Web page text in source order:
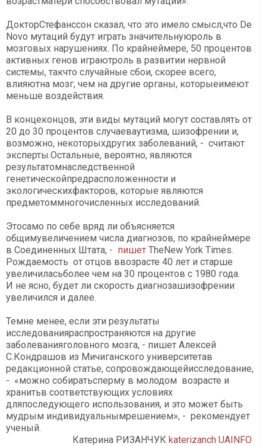
ДокторСтефанссон сказал, что это имело смысл,что De
Novo мутаций будут играть значительнуюроль в
мозговых нарушениях. По крайнеймере, 50 процентов
активных генов играютроль в развитии нервной
системы, такчто случайные сбои, скорее всего,
влияютна мозг, чем на другие органы, которыеимеют
меньше воздействия.
В концеконцов, эти виды мутаций могут составлять от
20 до 30 процентов случаеваутизма, шизофрении и,
возможно, некоторыхдругих заболеваний, - считают
эксперты.Остальные, вероятно, являются
результатомнаследственной
генетическойпредрасположенности и
экологическихфакторов, которые являются
предметоммногочисленных исследований.
Этосамо по себе вряд ли объясняется
общимувеличением числа диагнозов, по крайнеймере
в Соединенных Штата, - пишет TheNew York Times.
Рождаемость от отцов ввозрасте 40 лет и старше
увеличиласьболее чем на 30 процентов с 1980 года.
И не ясно, будет ли скорость диагнозашизофрении
увеличился и далее.
Темне менее, если эти результаты
исследованияраспространяются на другие
заболеванияголовного мозга, - пишет Алексей
С.Кондрашов из Мичиганского университетав
редакционной статье, сопровождающейисследование,
- «можно собиратьсперму в молодом возрасте и
хранитьв соответствующих условиях
дляпоследующего использования, и это может быть
мудрым индивидуальнымрешением», - рекомендует
ученый.
Катерина РИЗАНЧУКkaterizanch UAINFO